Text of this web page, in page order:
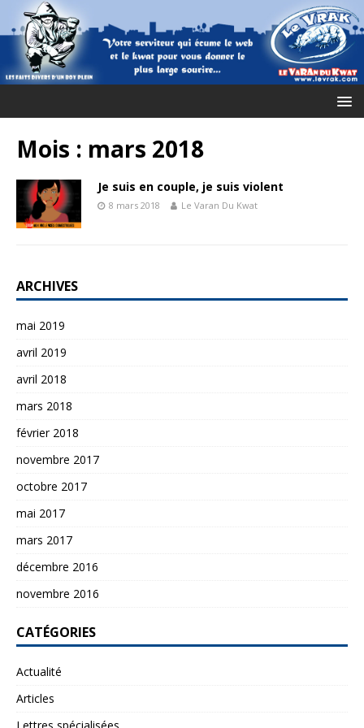
Mois : mars 2018
Je suis en couple, je suis violent
8 mars 2018 Le Varan Du Kwat
ARCHIVES
mai 2019
avril 2019
avril 2018
mars 2018
février 2018
novembre 2017
octobre 2017
mai 2017
mars 2017
décembre 2016
novembre 2016
CATÉGORIES
Actualité
Articles